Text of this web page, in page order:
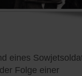
eines
Folge einer